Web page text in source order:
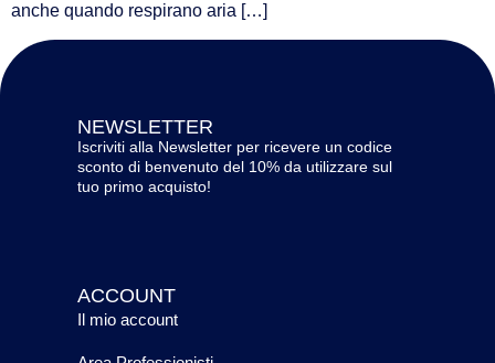
anche quando respirano aria […]
NEWSLETTER
Iscriviti alla Newsletter per ricevere un codice
sconto di benvenuto del 10% da utilizzare sul
tuo primo acquisto!
ACCOUNT
Il mio account